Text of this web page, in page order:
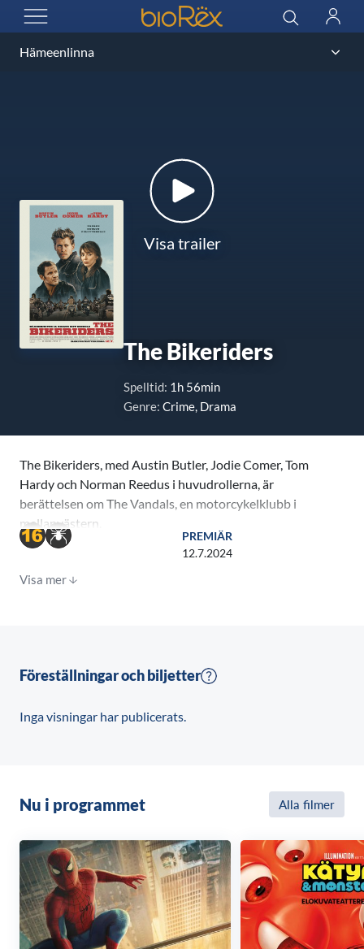
ÖPPNA MENYN
BioRex Cinemas Sök
Logga
Visa trailer
The Bikeriders
Spelltid: 1h 56min
Genre: Crime, Drama
The Bikeriders, med Austin Butler, Jodie Comer, Tom
Hardy och Norman Reedus i huvudrollerna, är
berättelsen om The Vandals, en motorcykelklubb i
mellanvästern.
Sett utifrån medlemmarnas liv utvecklas klubben
under loppet av ett decennium från att vara en
PREMIÄR
12.7.2024
Visa mer
Föreställningar och biljetter
Inga visningar har publicerats.
Nu i programmet Alla filmer